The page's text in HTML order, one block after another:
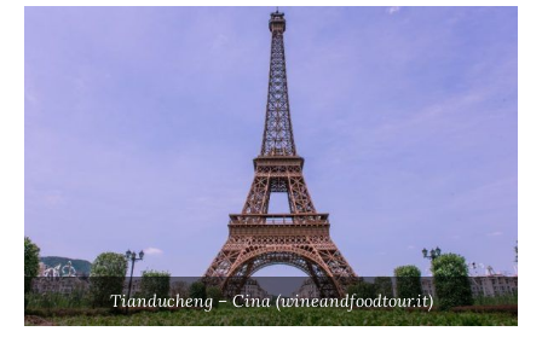
Tianducheng – Cina (wineandfoodtour.it)